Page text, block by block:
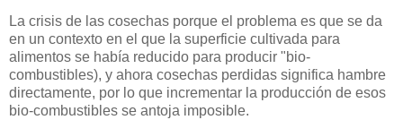
La crisis de las cosechas porque el problema es que se da
en un contexto en el que la superficie cultivada para
alimentos se había reducido para producir "bio-
combustibles), y ahora cosechas perdidas significa hambre
directamente, por lo que incrementar la producción de esos
bio-combustibles se antoja imposible.